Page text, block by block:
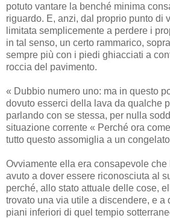
potuto vantare la benché minima
riguardo. E, anzi, dal proprio punto di
limitata semplicemente a perdere i
in tal senso, un certo rammarico,
sempre più con i piedi ghiacciati a
roccia del pavimento.
« Dubbio numero uno: ma in questo
dovuto esserci della lava da qualche
parlando con se stessa, per nulla
situazione corrente « Perché ora
tutto questo assomiglia a un
Ovviamente ella era consapevole
avuto a dover essere riconosciuta al
perché, allo stato attuale delle cose,
trovato una via utile a discendere, e a
piani inferiori di quel tempio